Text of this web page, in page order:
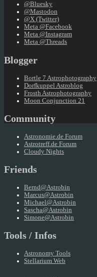
@Bluesky
@Mastodon
@X (Twitter)
Meta @Facebook
Meta @Instagram
Meta @Threads
Blogger
Bortle 7 Astrophotography
Dorfkuppel Astroblog
Frosth Astrophotography
Moon Conjunction 21
Community
Astronomie.de Forum
Astrotreff.de Forum
Cloudy Nights
Friends
Bernd@Astrobin
Marcus@Astrobin
Michael@Astrobin
Sascha@Astrobin
Simone@Astrobin
Tools / Infos
Astronomy Tools
Stellarium Web